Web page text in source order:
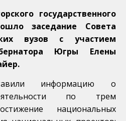
государственного
заседание Совета
вузов с участием
Югры Елены
информацию о
по трем
национальных